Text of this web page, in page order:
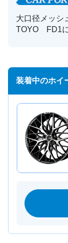
大口径メッシ
TOYO FD1に
装着中のホイ